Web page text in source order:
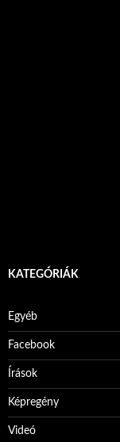
KATEGÓRIÁK
Egyéb
Facebook
Írások
Képregény
Videó